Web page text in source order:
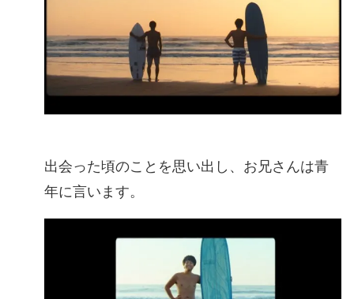
出会った頃のことを思い出し、お兄さんは青
年に言います。